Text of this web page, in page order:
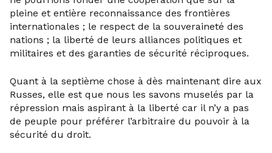
pleine et entière reconnaissance des frontières
internationales ; le respect de la souveraineté des
nations ; la liberté de leurs alliances politiques et
militaires et des garanties de sécurité réciproques.
Quant à la septième chose à dès maintenant dire aux
Russes, elle est que nous les savons muselés par la
répression mais aspirant à la liberté car il n’y a pas
de peuple pour préférer l’arbitraire du pouvoir à la
sécurité du droit.